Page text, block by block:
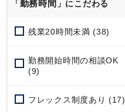
「勤務時間 」にこだわる
残業20時間未満 (38)
勤務開始時間の相談OK
(9)
フレックス制度あり (17)